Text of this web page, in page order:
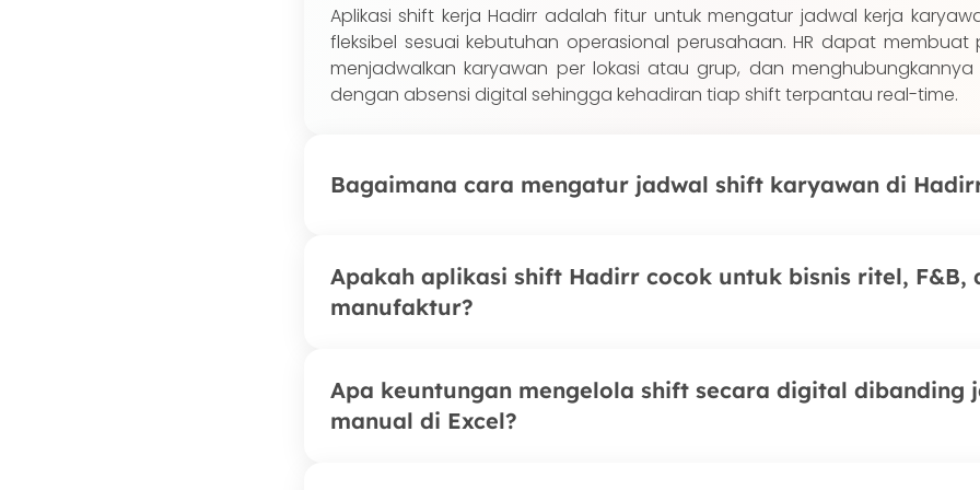
Aplikasi shift kerja Hadirr adalah fitur untuk mengatur jadwal kerja
fleksibel sesuai kebutuhan operasional perusahaan. HR dapat membuat
menjadwalkan karyawan per lokasi atau grup, dan menghubungkannya
dengan absensi digital sehingga kehadiran tiap shift terpantau real-time.
Bagaimana cara mengatur jadwal shift karyawan di
Admin membuat pola shift (misalnya pagi, siang, malam) di dashboard
menetapkannya ke karyawan atau grup personalia beserta kalender
Karyawan melihat jadwalnya di aplikasi dan absen sesuai shift
Apakah aplikasi shift Hadirr cocok untuk bisnis ritel, F&B,
manufaktur?
Sangat cocok. Hadirr telah dipakai brand F&B dan ritel besar di
Mixue, Mie Gacoan, dan Es Teh Indonesia yang operasionalnya
Apa keuntungan mengelola shift secara digital dibanding
manual di Excel?